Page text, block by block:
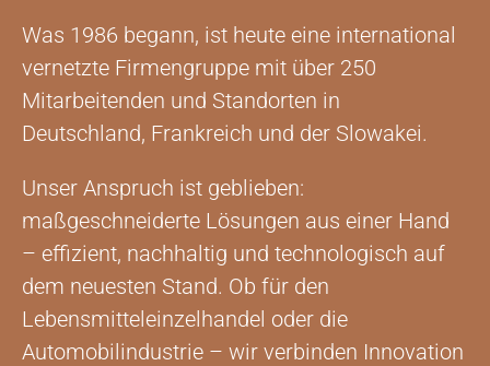
Was 1986 begann, ist heute eine international
vernetzte Firmengruppe mit über 250
Mitarbeitenden und Standorten in
Deutschland, Frankreich und der Slowakei.
Unser Anspruch ist geblieben:
maßgeschneiderte Lösungen aus einer Hand
– effizient, nachhaltig und technologisch auf
dem neuesten Stand. Ob für den
Lebensmitteleinzelhandel oder die
Automobilindustrie – wir verbinden Innovation